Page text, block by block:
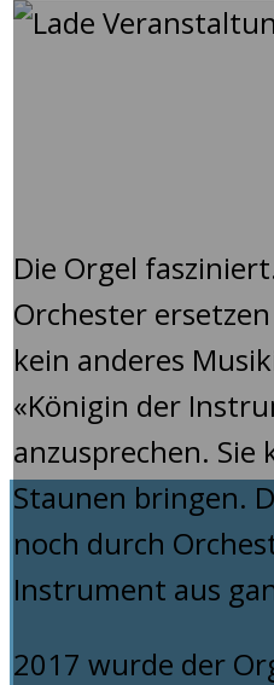
Die Orgel
Orchester
kein anderes
«Königin der
anzusprechen.
Staunen bringen.
noch durch
Instrument aus
2017 wurde der